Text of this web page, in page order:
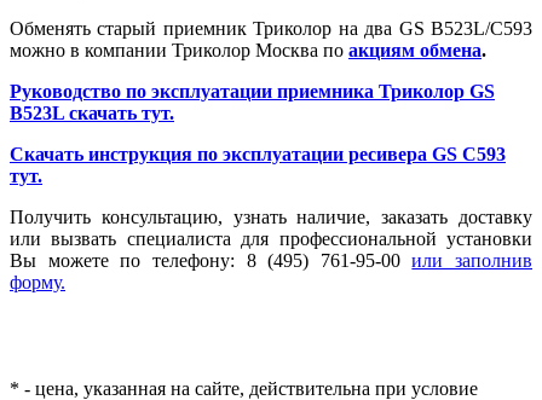
Обменять старый приемник Триколор на два GS B523L/C593
можно в компании Триколор Москва по акциям обмена.
Руководство по эксплуатации приемника Триколор GS
B523L скачать тут.
Скачать инструкция по эксплуатации ресивера GS С593
тут.
Получить консультацию, узнать наличие, заказать доставку
или вызвать специалиста для профессиональной установки
Вы можете по телефону: 8 (495) 761-95-00или заполнив
форму.
* - цена, указанная на сайте, действительна при условие